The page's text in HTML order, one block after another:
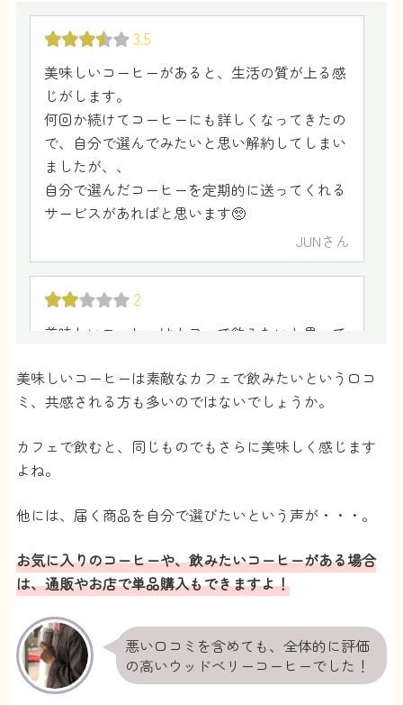
3.5
美味しいコーヒーがあると、生活の質が上る感
じがします。
何回か続けてコーヒーにも詳しくなってきたの
で、自分で選んでみたいと思い解約してしまい
ましたが、、
自分で選んだコーヒーを定期的に送ってくれる
サービスがあればと思います🥺
JUNさん
2
美味しいコーヒーはカフェで飲みたいと思って
自宅で飲んでも美味しいですが、空間の大切さ
を身にしみます
可もなく不可もなく・・
らと思いました
じゃんごー
2.5
香りが強いコーヒーや味に癖があるコーヒーが
美味しいコーヒーは素敵なカフェで飲みたいという口コ
ミ、共感される方も多いのではないでしょうか。
カフェで飲むと、同じものでもさらに美味しく感じます
よね。
他には、届く商品を自分で選びたいという声が・・・。
お気に入りのコーヒーや、飲みたいコーヒーがある場合
は、通販やお店で単品購入もできますよ！
悪い口コミを含めても、全体的に評価
の高いウッドベリーコーヒーでした！